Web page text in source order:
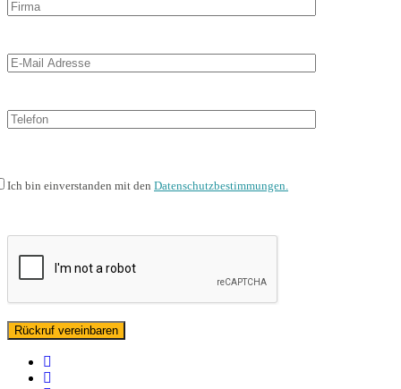
Ich bin einverstanden mit den Datenschutzbestimmungen.
facebook
linkedin